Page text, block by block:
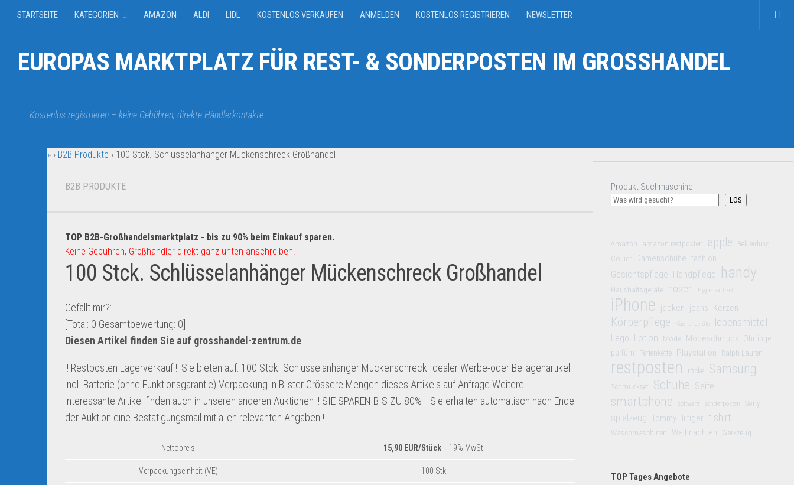
STARTSEITE KATEGORIEN AMAZON ALDI LIDL KOSTENLOS VERKAUFEN ANMELDEN KOSTENLOS REGISTRIEREN NEWSLETTER
EUROPAS MARKTPLATZ FÜR REST- & SONDERPOSTEN IM GROSSHANDEL
Kostenlos registrieren – keine Gebühren, direkte Händlerkontakte
» › B2B Produkte › 100 Stck. Schlüsselanhänger Mückenschreck Großhandel
B2B PRODUKTE
TOP B2B-Großhandelsmarktplatz - bis zu 90% beim Einkauf sparen.
Keine Gebühren, Großhändler direkt ganz unten anschreiben.
100 Stck. Schlüsselanhänger Mückenschreck Großhandel
Gefällt mir?:
[Total: 0 Gesamtbewertung: 0
Diesen Artikel finden Sie auf grosshandel-zentrum.de
!! Restposten Lagerverkauf !! Sie bieten auf: 100 Stck. Schlüsselanhänger Mückenschreck Idealer Werbe-oder Beilagenartikel
incl. Batterie (ohne Funktionsgarantie) Verpackung in Blister Grössere Mengen dieses Artikels auf Anfrage Weitere
interessante Artikel finden auch in unseren anderen Auktionen !! SIE SPAREN BIS ZU 80% !! Sie erhalten automatisch nach Ende
der Auktion eine Bestätigungsmail mit allen relevanten Angaben !
Nettopreis: 15,90 EUR/Stück+ 19% MwSt.
Verpackungseinheit (VE): 100 Stk.
Produkt Suchmaschine
LOS
Amazon amazon restposten apple Bekleidung
Collier Damenschuhe fashion
Gesichtspflege Handpflege handy
Haushaltsgeräte hosen Hygieneartikel
iPhone jacken jeans Kerzen
Körperpflege Küchengeräte lebensmittel
Lego Lotion Mode Modeschmuck Ohrringe
parfüm
Perlenkette Playstation Ralph Lauren
restposten röcke Samsung
Schmuckset Schuhe Seife
smartphone software sonderposten Sony
spielzeug Tommy Hilfiger t shirt
Waschmaschinen Weihnachten Werkzeug
TOP Tages Angebote